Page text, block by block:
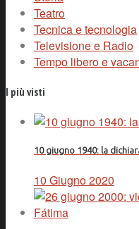
Teatro
Tecnica e tecnologia
Televisione e Radio
Tempo libero e
I più visti
10 giugno 1940: la
10 Giugno 2020